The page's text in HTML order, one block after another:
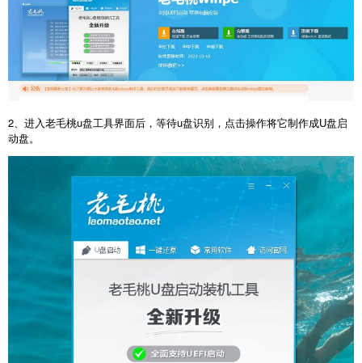
2、进入老毛桃u盘工具界面后，等待u盘识别，点击操作将它制作成U盘启
动盘。